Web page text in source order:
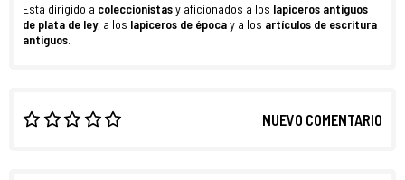
Está dirigido a coleccionistasy aficionados a los lapiceros antiguos
de plata de ley, a los lapiceros de épocay a los artículos de escritura
antiguos.
NUEVO COMENTARIO